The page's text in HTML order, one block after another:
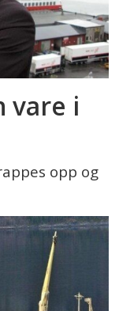
vare i
opp og